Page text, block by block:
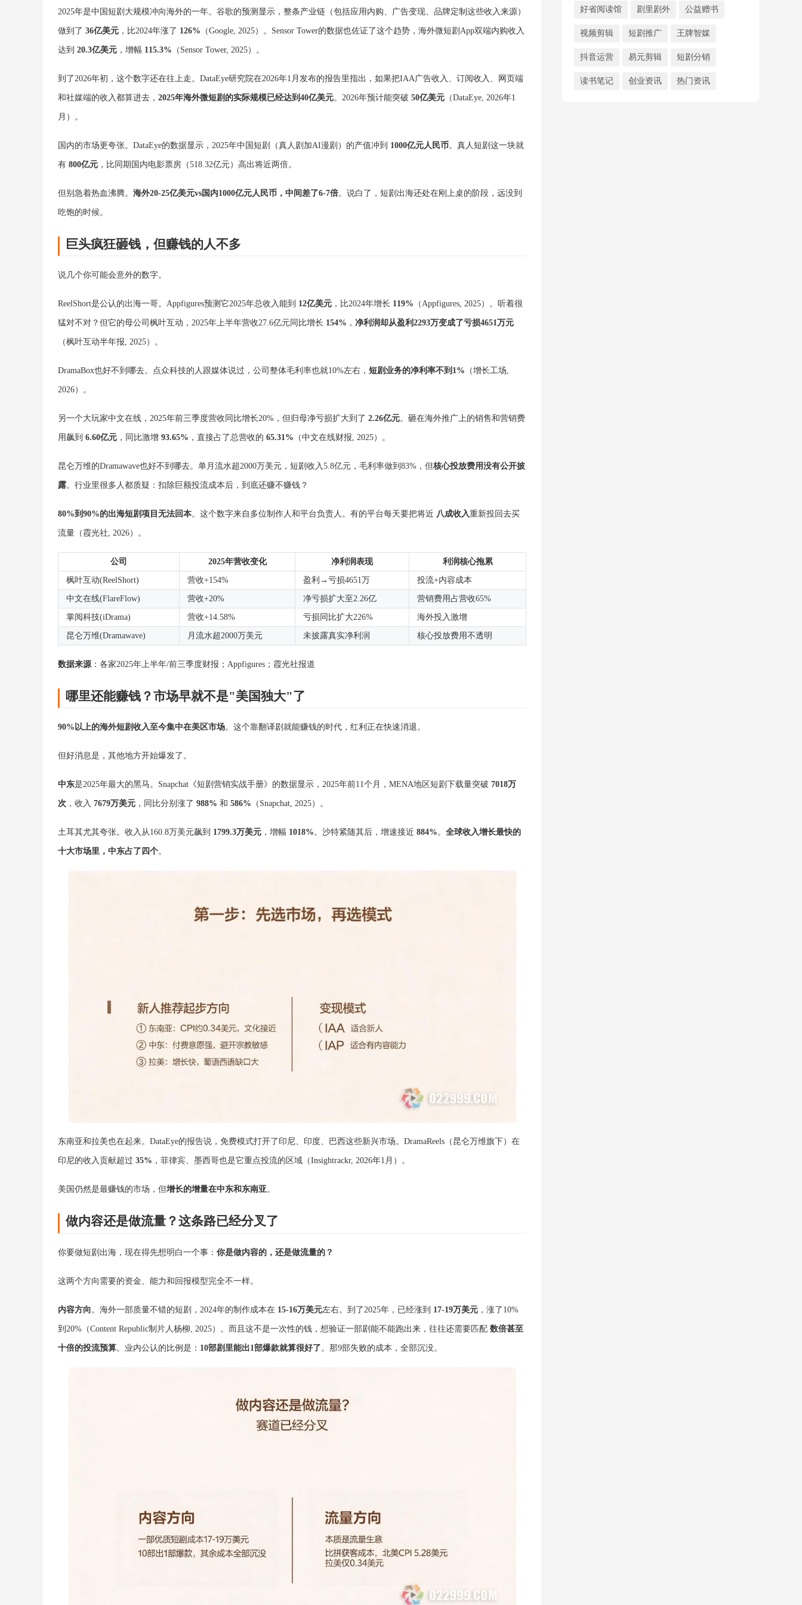
2025年是中国短剧大规模冲向海外的一年。谷歌的预测显示，整条产业链（包括应用内购、广告变现、品牌定制这些收入来源）
做到了 36亿美元 ，比2024年涨了 126% （Google, 2025）。Sensor Tower的数据也佐证了这个趋势，海外微短剧App双端内购收入
达到 20.3亿美元 ，增幅 115.3% （Sensor Tower, 2025）。
到了2026年初，这个数字还在往上走。DataEye研究院在2026年1月发布的报告里指出，如果把IAA广告收入、订阅收入、网页端
和社媒端的收入都算进去， 2025年海外微短剧的实际规模已经达到40亿美元。2026年预计能突破 50亿美元 （DataEye, 2026年1
月）。
国内的市场更夸张。DataEye的数据显示，2025年中国短剧（真人剧加AI漫剧）的产值冲到 1000亿元人民币。真人短剧这一块就
有 800亿元 ，比同期国内电影票房（518.32亿元）高出将近两倍。
但别急着热血沸腾。 海外20-25亿美元vs国内1000亿元人民币，中间差了6-7倍。说白了，短剧出海还处在刚上桌的阶段，远没到
吃饱的时候。
巨头疯狂砸钱，但赚钱的人不多
说几个你可能会意外的数字。
ReelShort是公认的出海一哥。Appfigures预测它2025年总收入能到 12亿美元 ，比2024年增长 119% （Appfigures, 2025）。听着很
猛对不对？但它的母公司枫叶互动，2025年上半年营收27.6亿元同比增长 154% ， 净利润却从盈利2293万变成了亏损4651万元
（枫叶互动半年报, 2025）。
DramaBox也好不到哪去。点众科技的人跟媒体说过，公司整体毛利率也就10%左右， 短剧业务的净利率不到1% （增长工场,
2026）。
另一个大玩家中文在线，2025年前三季度营收同比增长20%，但归母净亏损扩大到了 2.26亿元。砸在海外推广上的销售和营销费
用飙到 6.60亿元 ，同比激增 93.65% ，直接占了总营收的 65.31% （中文在线财报, 2025）。
昆仑万维的Dramawave也好不到哪去。单月流水超2000万美元，短剧收入5.8亿元，毛利率做到83%，但核心投放费用没有公开披
露。行业里很多人都质疑：扣除巨额投流成本后，到底还赚不赚钱？
80%到90%的出海短剧项目无法回本。这个数字来自多位制作人和平台负责人。有的平台每天要把将近 八成收入重新投回去买
流量（霞光社, 2026）。
公司 2025年营收变化 净利润表现 利润核心拖累
枫叶互动(ReelShort) 营收+154% 盈利→亏损4651万 投流+内容成本
中文在线(FlareFlow) 营收+20% 净亏损扩大至2.26亿 营销费用占营收65%
掌阅科技(iDrama) 营收+14.58% 亏损同比扩大226% 海外投入激增
昆仑万维(Dramawave) 月流水超2000万美元 未披露真实净利润 核心投放费用不透明
数据来源 ：各家2025年上半年/前三季度财报；Appfigures；霞光社报道
哪里还能赚钱？市场早就不是"美国独大"了
90%以上的海外短剧收入至今集中在美区市场。这个靠翻译剧就能赚钱的时代，红利正在快速消退。
但好消息是，其他地方开始爆发了。
中东是2025年最大的黑马。Snapchat《短剧营销实战手册》的数据显示，2025年前11个月，MENA地区短剧下载量突破 7018万
次 ，收入 7679万美元 ，同比分别涨了 988% 和 586% （Snapchat, 2025）。
土耳其尤其夸张。收入从160.8万美元飙到 1799.3万美元 ，增幅 1018%。沙特紧随其后，增速接近 884%。 全球收入增长最快的
十大市场里，中东占了四个。
东南亚和拉美也在起来。DataEye的报告说，免费模式打开了印尼、印度、巴西这些新兴市场。DramaReels（昆仑万维旗下）在
印尼的收入贡献超过 35% ，菲律宾、墨西哥也是它重点投流的区域（Insightrackr, 2026年1月）。
美国仍然是最赚钱的市场，但增长的增量在中东和东南亚。
做内容还是做流量？这条路已经分叉了
你要做短剧出海，现在得先想明白一个事： 你是做内容的，还是做流量的？
这两个方向需要的资金、能力和回报模型完全不一样。
内容方向 。海外一部质量不错的短剧，2024年的制作成本在 15-16万美元左右。到了2025年，已经涨到 17-19万美元 ，涨了10%
到20%（Content Republic制片人杨柳, 2025）。而且这不是一次性的钱，想验证一部剧能不能跑出来，往往还需要匹配 数倍甚至
十倍的投流预算。业内公认的比例是： 10部剧里能出1部爆款就算很好了 。那9部失败的成本，全部沉没。
好省阅读馆 剧里剧外 公益赠书
视频剪辑 短剧推广 王牌智媒
抖音运营 易元剪辑 短剧分销
读书笔记 创业资讯 热门资讯